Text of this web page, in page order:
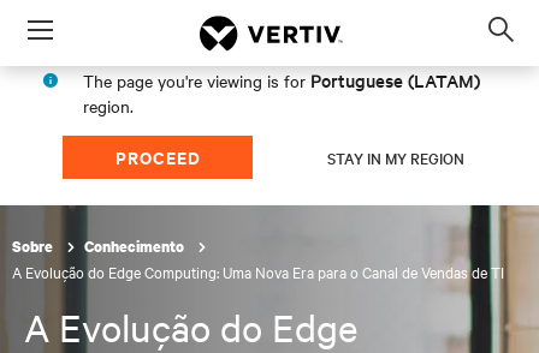
Menu
The page you're viewing is for Portuguese (LATAM)
region.
PROCEED STAY IN MY REGION
Sobre Conhecimento
A Evolução do Edge Computing: Uma Nova Era para o Canal de Vendas de TI
A Evolução do Edge